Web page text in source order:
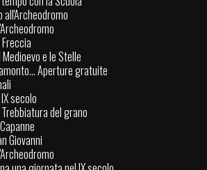
e le Stelle
Aperture gratuite
secolo
del grano
Giovanni